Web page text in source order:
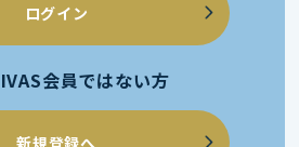
ログイン
会員ではない方
新規登録へ